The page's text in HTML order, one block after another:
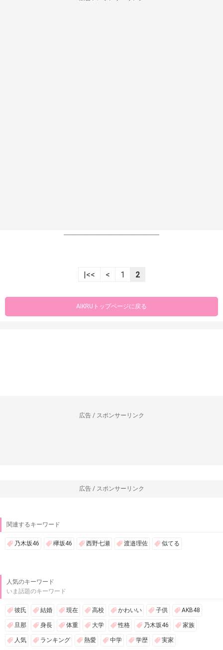
----------------------------------------------------------------
|<< < 1 2
AIKRUトップページに戻る
広告 / スポンサーリンク
広告 / スポンサーリンク
関連するキーワード
乃木坂46 欅坂46 西野七瀬 渡邉理佐 似てる
人気のキーワード
いま話題のキーワード
彼氏 結婚 現在 高校 かわいい 子供 AKB48
旦那 身長 体重 大学 性格 乃木坂46 家族
人気 ランキング 熱愛 中学 学歴 実家